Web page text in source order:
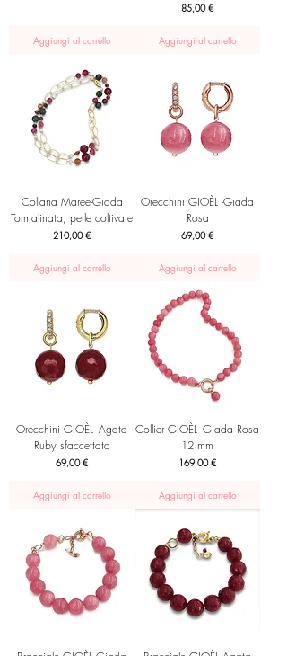
Aggiungi al carrello
Prezzo
85,00 €
Aggiungi al carrello
Collana Marée-Giada
Tormalinata, perle coltivate
Prezzo
210,00 €
Aggiungi al carrello
Orecchini GIOÈL -Giada
Rosa
Prezzo
69,00 €
Aggiungi al carrello
Orecchini GIOÈL -Agata
Ruby sfaccettata
Prezzo
69,00 €
Aggiungi al carrello
Collier GIOÈL- Giada Rosa
12 mm
Prezzo
169,00 €
Aggiungi al carrello